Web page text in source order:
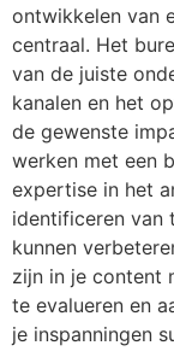
ontwikkelen van
centraal. Het
van de juiste
kanalen en het
de gewenste
werken met een
expertise in het
identificeren van
kunnen
zijn in je content
te evalueren en
je inspanningen